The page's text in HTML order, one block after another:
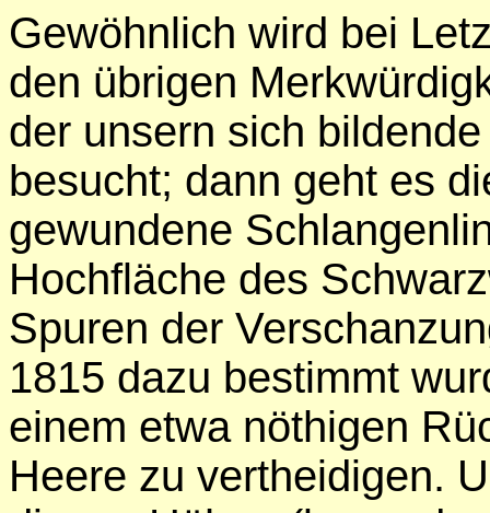
Gewöhnlich wird bei
den übrigen
der unsern sich
besucht; dann geht es
gewundene
Hochfläche des
Spuren der
1815 dazu bestimmt
einem etwa nöthigen
Heere zu vertheidigen.